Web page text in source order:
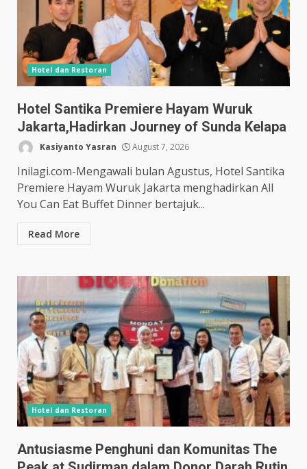
Hotel dan Restoran
Hotel Santika Premiere Hayam Wuruk
Jakarta,Hadirkan Journey of Sunda Kelapa
Kasiyanto Yasran August 7, 2026
Inilagi.com-Mengawali bulan Agustus, Hotel Santika
Premiere Hayam Wuruk Jakarta menghadirkan All
You Can Eat Buffet Dinner bertajuk...
Read More
Hotel dan Restoran
Antusiasme Penghuni dan Komunitas The